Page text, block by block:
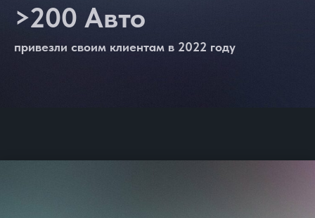
привезли своим клиентам в 2022 году
>200 Авто